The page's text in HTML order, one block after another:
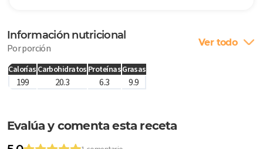
Información nutricional
Por porción Ver todo
Calorías Carbohidratos ProteínasGrasas
199 20.3 6.3 9.9
Evalúa y comenta esta receta